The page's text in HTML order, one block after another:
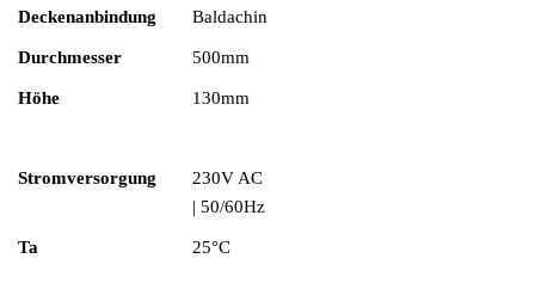
Deckenanbindung Baldachin
Durchmesser 500mm
Höhe 130mm
Stromversorgung
230V AC
| 50/60Hz
Ta 25°C